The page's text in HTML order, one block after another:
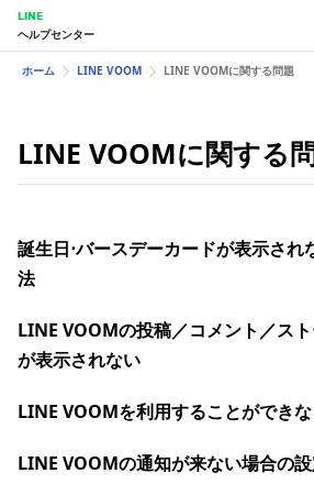
LINE
ヘルプセンター
ホーム LINE VOOM LINE VOOMに関する問題
LINE VOOMに関する
誕生日⋅バースデーカードが表示され
法
LINE VOOMの投稿／コメント／ス
が表示されない
LINE VOOMを利用することができ
LINE VOOMの通知が来ない場合の